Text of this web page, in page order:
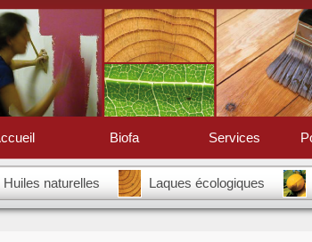
Biofa Services
Huiles naturelles Laques écologiques